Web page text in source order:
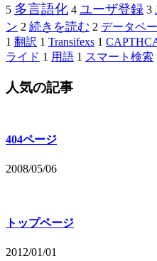
5 多言語化 4 ユーザ登録 3
ン 2 続きを読む 2 データベ
1 翻訳 1 Transifexs 1
ライド 1 用語 1 スマート検索
人気の記事
404ページ
2008/05/06
トップページ
2012/01/01